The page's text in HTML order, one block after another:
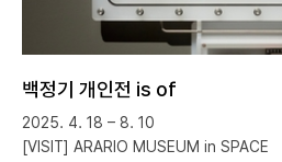
백정기 개인전 is of
2025. 4. 18 – 8. 10
[VISIT] ARARIO MUSEUM in SPACE